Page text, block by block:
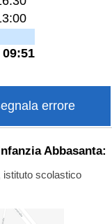
errore
Abbasanta:
istituto scolastico